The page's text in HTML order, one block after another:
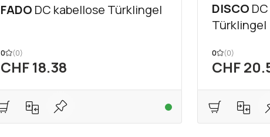
FADO DC kabellose Türklingel
0 (0)
CHF 18.38
DISCO
Türklingel
0 (0)
CHF